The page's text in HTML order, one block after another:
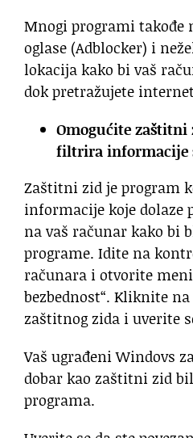
Mnogi programi takođe
oglase (Adblocker) i
lokacija kako bi vaš
dok pretražujete
Omogućite
filtrira informacije
Zaštitni zid je program
informacije koje dolaze
na vaš računar kako bi
programe. Idite na
računara i otvorite
bezbednost“. Kliknite
zaštitnog zida i uverite
Vaš ugrađeni Windovs
dobar kao zaštitni zid
programa.